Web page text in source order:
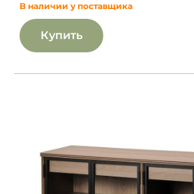
В наличии у поставщика
Купить